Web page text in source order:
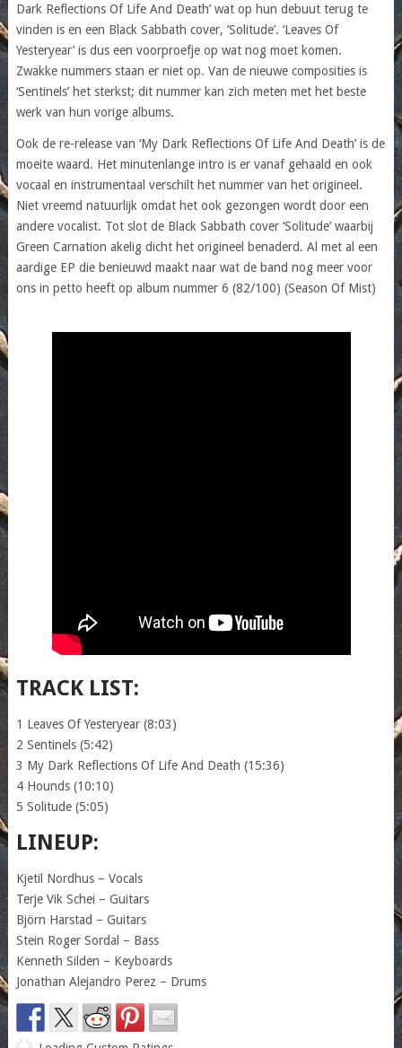
Dark Reflections Of Life And Death’ wat op hun debuut terug te
vinden is en een Black Sabbath cover, ‘Solitude’. ‘Leaves Of
Yesteryear’ is dus een voorproefje op wat nog moet komen.
Zwakke nummers staan er niet op. Van de nieuwe composities is
‘Sentinels’ het sterkst; dit nummer kan zich meten met het beste
werk van hun vorige albums.
Ook de re-release van ‘My Dark Reflections Of Life And Death’ is de
moeite waard. Het minutenlange intro is er vanaf gehaald en ook
vocaal en instrumentaal verschilt het nummer van het origineel.
Niet vreemd natuurlijk omdat het ook gezongen wordt door een
andere vocalist. Tot slot de Black Sabbath cover ‘Solitude’ waarbij
Green Carnation akelig dicht het origineel benaderd. Al met al een
aardige EP die benieuwd maakt naar wat de band nog meer voor
ons in petto heeft op album nummer 6 (82/100) (Season Of Mist)
TRACK LIST:
1 Leaves Of Yesteryear (8:03)
2 Sentinels (5:42)
3 My Dark Reflections Of Life And Death (15:36)
4 Hounds (10:10)
5 Solitude (5:05)
LINEUP:
Kjetil Nordhus – Vocals
Terje Vik Schei – Guitars
Björn Harstad – Guitars
Stein Roger Sordal – Bass
Kenneth Silden – Keyboards
Jonathan Alejandro Perez – Drums